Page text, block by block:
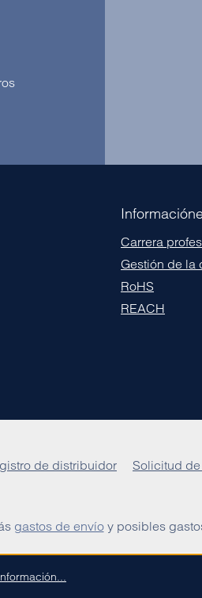
y que has aceptado nuestros
Carrera
Gestión de la
RoHS
REACH
de distribuidor Solicitud
gastos de envíoy posibles